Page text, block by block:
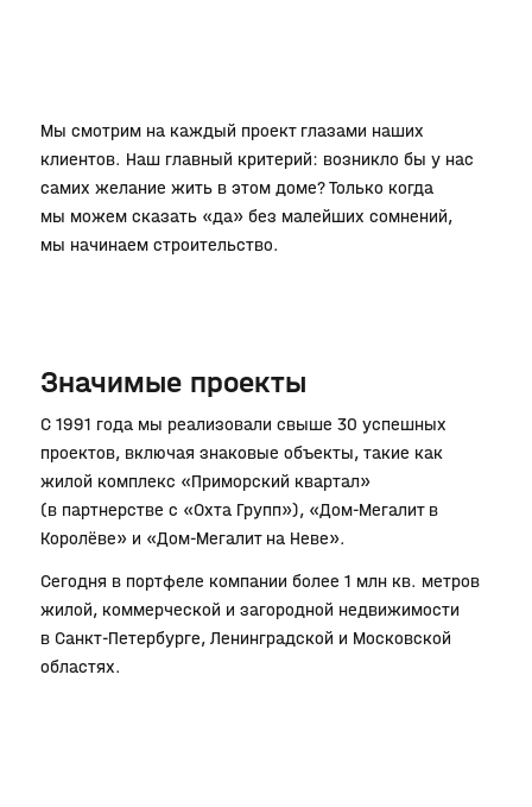
Мы смотрим на каждый проект глазами наших
клиентов. Наш главный критерий: возникло бы у нас
самих желание жить в этом доме? Только когда
мы можем сказать «да» без малейших сомнений,
мы начинаем строительство.
Значимые проекты
С 1991 года мы реализовали свыше 30 успешных
проектов, включая знаковые объекты, такие как
жилой комплекс «Приморский квартал»
(в партнерстве с «Охта Групп»), «Дом-Мегалит в
Королёве» и «Дом‐Мегалит на Неве».
Сегодня в портфеле компании более 1 млн кв. метров
жилой, коммерческой и загородной недвижимости
в Санкт‐Петербурге, Ленинградской и Московской
областях.